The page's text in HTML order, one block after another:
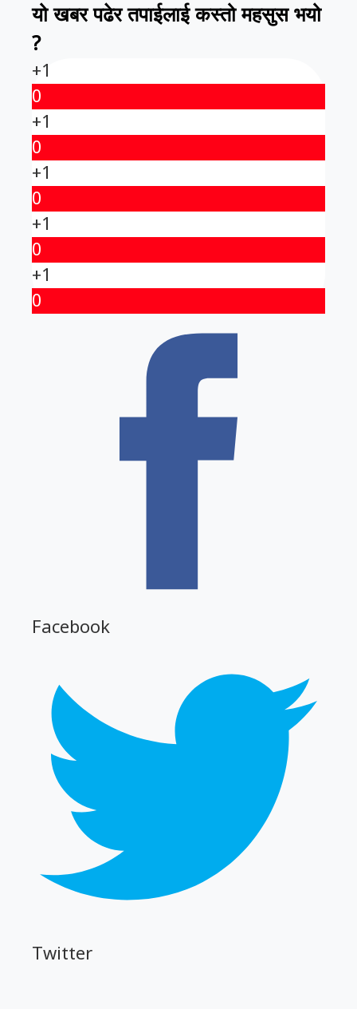
यो खबर पढेर तपाईलाई कस्तो महसुस भयो
?
+1
0
+1
0
+1
0
+1
0
+1
0
Facebook
Twitter